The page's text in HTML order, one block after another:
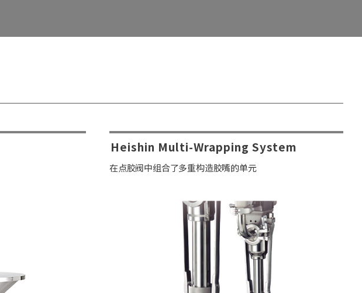
Heishin Multi-Wrapping System
在点胶阀中组合了多重构造胶嘴的单元